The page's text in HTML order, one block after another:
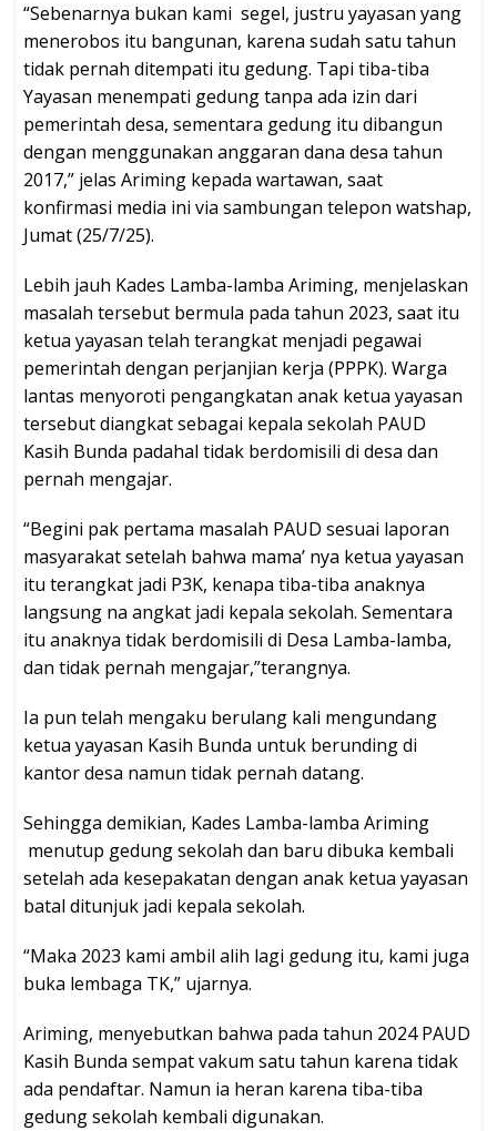
“Sebenarnya bukan kami segel, justru yayasan yang
menerobos itu bangunan, karena sudah satu tahun
tidak pernah ditempati itu gedung. Tapi tiba-tiba
Yayasan menempati gedung tanpa ada izin dari
pemerintah desa, sementara gedung itu dibangun
dengan menggunakan anggaran dana desa tahun
2017,” jelas Ariming kepada wartawan, saat
konfirmasi media ini via sambungan telepon watshap,
Jumat (25/7/25).
Lebih jauh Kades Lamba-lamba Ariming, menjelaskan
masalah tersebut bermula pada tahun 2023, saat itu
ketua yayasan telah terangkat menjadi pegawai
pemerintah dengan perjanjian kerja (PPPK). Warga
lantas menyoroti pengangkatan anak ketua yayasan
tersebut diangkat sebagai kepala sekolah PAUD
Kasih Bunda padahal tidak berdomisili di desa dan
pernah mengajar.
“Begini pak pertama masalah PAUD sesuai laporan
masyarakat setelah bahwa mama’ nya ketua yayasan
itu terangkat jadi P3K, kenapa tiba-tiba anaknya
langsung na angkat jadi kepala sekolah. Sementara
itu anaknya tidak berdomisili di Desa Lamba-lamba,
dan tidak pernah mengajar,”terangnya.
Ia pun telah mengaku berulang kali mengundang
ketua yayasan Kasih Bunda untuk berunding di
kantor desa namun tidak pernah datang.
Sehingga demikian, Kades Lamba-lamba Ariming
menutup gedung sekolah dan baru dibuka kembali
setelah ada kesepakatan dengan anak ketua yayasan
batal ditunjuk jadi kepala sekolah.
“Maka 2023 kami ambil alih lagi gedung itu, kami juga
buka lembaga TK,” ujarnya.
Ariming, menyebutkan bahwa pada tahun 2024 PAUD
Kasih Bunda sempat vakum satu tahun karena tidak
ada pendaftar. Namun ia heran karena tiba-tiba
gedung sekolah kembali digunakan.